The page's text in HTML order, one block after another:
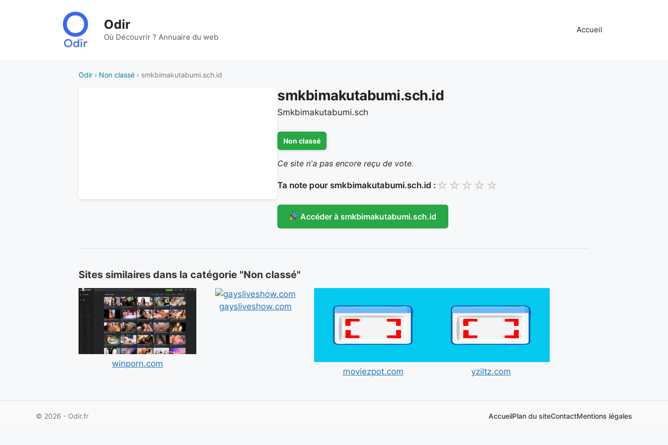
Odir
Où Découvrir ? Annuaire du web
Accueil
Odir › Non classé › smkbimakutabumi.sch.id
smkbimakutabumi.sch.id
Smkbimakutabumi.sch
Non classé
Ce site n'a pas encore reçu de vote.
Ta note pour smkbimakutabumi.sch.id : ☆ ☆ ☆ ☆ ☆
Accéder à smkbimakutabumi.sch.id
Sites similaires dans la catégorie "Non classé"
winporn.com
gaysliveshow.com
moviezpot.com yziltz.com
© 2026 - Odir.fr AccueilPlan du siteContactMentions légales